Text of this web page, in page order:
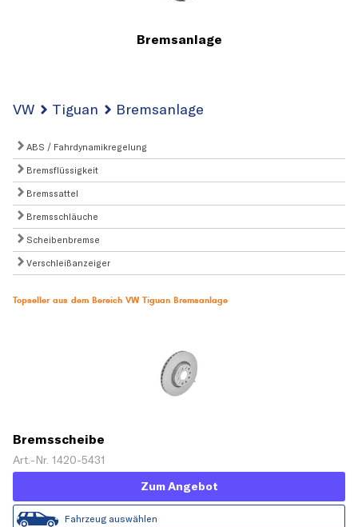
Bremsanlage
VW Tiguan Bremsanlage
ABS / Fahrdynamikregelung
Bremsflüssigkeit
Bremssattel
Bremsschläuche
Scheibenbremse
Verschleißanzeiger
Topseller aus dem Bereich VW Tiguan Bremsanlage
Bremsscheibe
Art.-Nr. 1420-5431
Zum Angebot
Fahrzeug auswählen